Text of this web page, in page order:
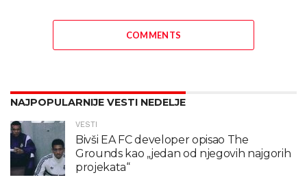
COMMENTS
NAJPOPULARNIJE VESTI NEDELJE
VESTI
Bivši EA FC developer opisao The
Grounds kao „jedan od njegovih najgorih
projekata“